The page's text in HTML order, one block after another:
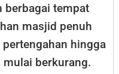
berbagai tempat
masjid penuh
hingga
berkurang.